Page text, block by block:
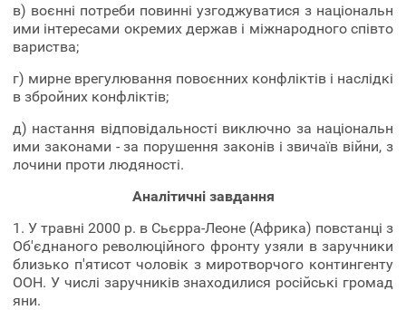
в) воєнні потреби повинні узгоджуватися з національн
ими інтересами окремих держав і міжнародного співто
вариства;
г) мирне врегулювання повоєнних конфліктів і наслідкі
в збройних конфліктів;
д) настання відповідальності виключно за національн
ими законами - за порушення законів і звичаїв війни, з
лочини проти людяності.
Аналітичні завдання
1. У травні 2000 р. в Сьєрра-Леоне (Африка) повстанці з
Об'єднаного революційного фронту узяли в заручники
близько п'ятисот чоловік з миротворчого контингенту
ООН. У числі заручників знаходилися російські громад
яни.